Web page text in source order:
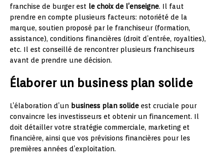
franchise de burger est le choix de l’enseigne. Il faut
prendre en compte plusieurs facteurs: notoriété de la
marque, soutien proposé par le franchiseur (formation,
assistance), conditions financières (droit d’entrée, royalties),
etc. Il est conseillé de rencontrer plusieurs franchiseurs
avant de prendre une décision.
Élaborer un business plan solide
L’élaboration d’un business plan solide est cruciale pour
convaincre les investisseurs et obtenir un financement. Il
doit détailler votre stratégie commerciale, marketing et
financière, ainsi que vos prévisions financières pour les
premières années d’exploitation.